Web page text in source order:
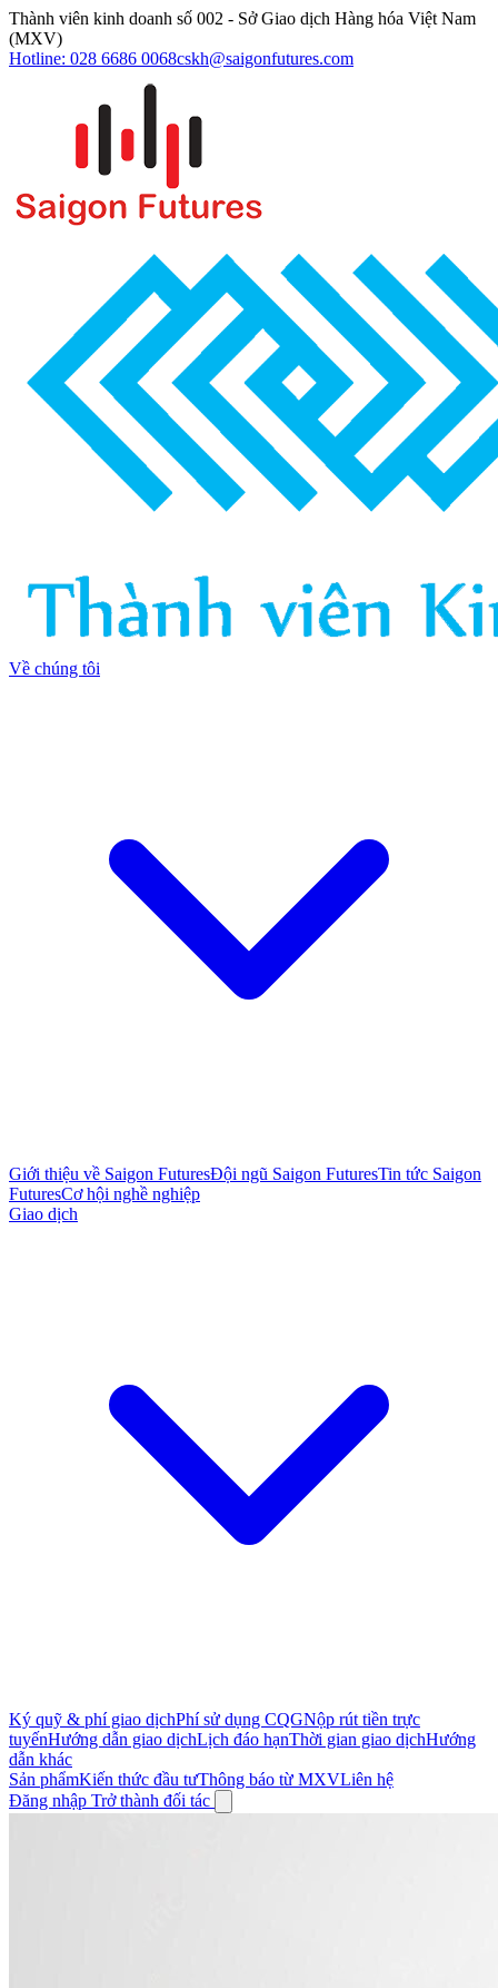
Thành viên kinh doanh số 002 - Sở Giao dịch Hàng hóa Việt Nam
(MXV)
Hotline: 028 6686 0068cskh@saigonfutures.com
Về chúng tôi
Giới thiệu về Saigon FuturesĐội ngũ Saigon FuturesTin tức Saigon
FuturesCơ hội nghề nghiệp
Giao dịch
Ký quỹ & phí giao dịchPhí sử dụng CQGNộp rút tiền trực
tuyếnHướng dẫn giao dịchLịch đáo hạnThời gian giao dịchHướng
dẫn khác
Sản phẩmKiến thức đầu tưThông báo từ MXVLiên hệ
Đăng nhập Trở thành đối tác